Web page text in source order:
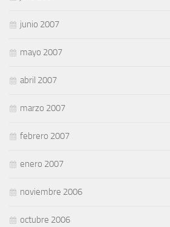
junio 2007
mayo 2007
abril 2007
marzo 2007
febrero 2007
enero 2007
noviembre 2006
octubre 2006